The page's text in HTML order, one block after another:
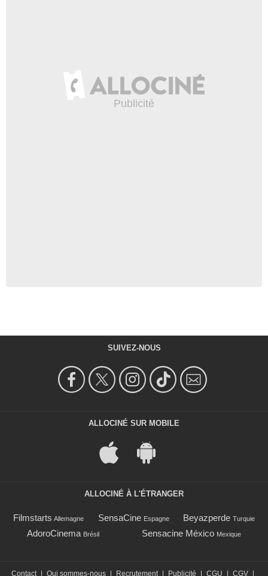
SUIVEZ-NOUS
ALLOCINÉ SUR MOBILE
ALLOCINÉ À L'ÉTRANGER
Filmstarts Allemagne SensaCine Espagne Beyazperde Turquie
AdoroCinema Brésil Sensacine México Mexique
Contact | Qui sommes-nous | Recrutement | Publicité | CGU | CGV |